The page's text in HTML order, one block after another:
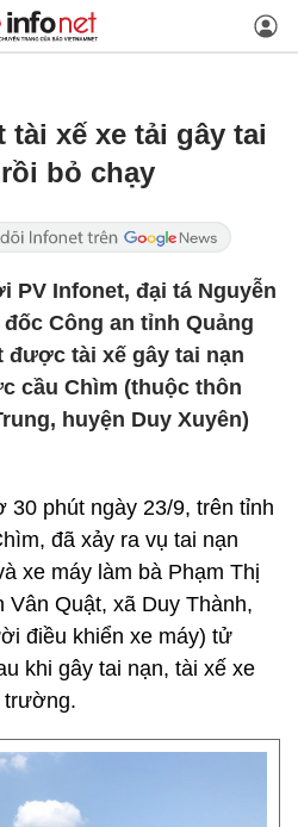
tài xế xe tải gây tai
bỏ chạy
PV Infonet, đại tá Nguyễn
Công an tỉnh Quảng
được tài xế gây tai nạn
cầu Chìm (thuộc thôn
huyện Duy Xuyên)
30 phút ngày 23/9, trên tỉnh
đã xảy ra vụ tai nạn
xe máy làm bà Phạm Thị
Vân Quật, xã Duy Thành,
điều khiển xe máy) tử
khi gây tai nạn, tài xế xe
trường.